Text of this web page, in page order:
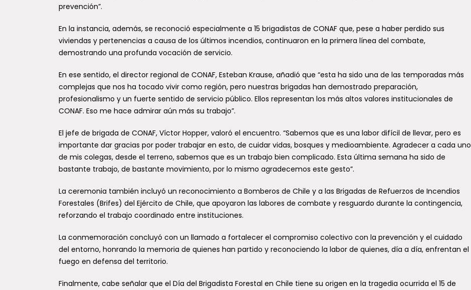
prevención”.
En la instancia, además, se reconoció especialmente a 15 brigadistas de CONAF que, pese a haber perdido sus
viviendas y pertenencias a causa de los últimos incendios, continuaron en la primera línea del combate,
demostrando una profunda vocación de servicio.
En ese sentido, el director regional de CONAF, Esteban Krause, añadió que “esta ha sido una de las temporadas más
complejas que nos ha tocado vivir como región, pero nuestras brigadas han demostrado preparación,
profesionalismo y un fuerte sentido de servicio público. Ellos representan los más altos valores institucionales de
CONAF. Eso me hace admirar aún más su trabajo”.
El jefe de brigada de CONAF, Víctor Hopper, valoró el encuentro. “Sabemos que es una labor difícil de llevar, pero es
importante dar gracias por poder trabajar en esto, de cuidar vidas, bosques y medioambiente. Agradecer a cada uno
de mis colegas, desde el terreno, sabemos que es un trabajo bien complicado. Esta última semana ha sido de
bastante trabajo, de bastante movimiento, por lo mismo agradecemos este gesto”.
La ceremonia también incluyó un reconocimiento a Bomberos de Chile y a las Brigadas de Refuerzos de Incendios
Forestales (Brifes) del Ejército de Chile, que apoyaron las labores de combate y resguardo durante la contingencia,
reforzando el trabajo coordinado entre instituciones.
La conmemoración concluyó con un llamado a fortalecer el compromiso colectivo con la prevención y el cuidado
del entorno, honrando la memoria de quienes han partido y reconociendo la labor de quienes, día a día, enfrentan el
fuego en defensa del territorio.
Finalmente, cabe señalar que el Día del Brigadista Forestal en Chile tiene su origen en la tragedia ocurrida el 15 de